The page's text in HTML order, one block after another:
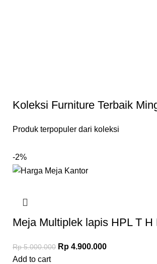
Koleksi Furniture Terbaik
Produk terpopuler dari koleksi
-2%
Meja Multiplek lapis HPL T H
Rp5.000.000 Rp 4.900.000
Add to cart